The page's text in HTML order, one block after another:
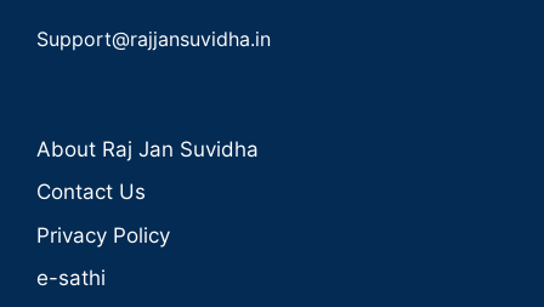
Support@rajjansuvidha.in
About Raj Jan Suvidha
Contact Us
Privacy Policy
e-sathi